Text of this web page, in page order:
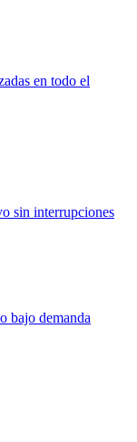
en todo el
sin interrupciones
bajo demanda